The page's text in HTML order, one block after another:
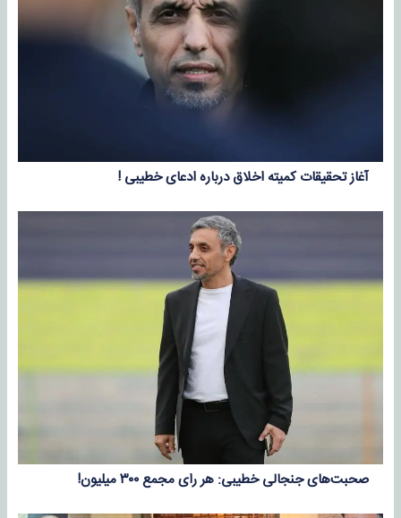
آغاز تحقیقات کمیته اخلاق درباره ادعای خطیبی !
صحبت‌های جنجالی خطیبی: هر رای مجمع ۳۰۰ میلیون!